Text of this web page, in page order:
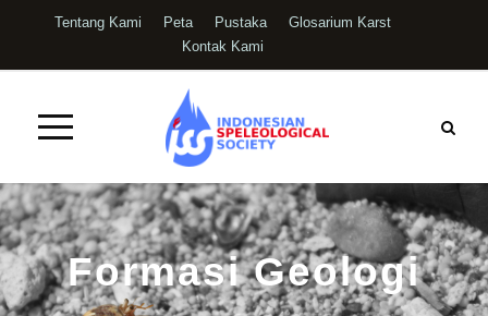
Tentang Kami Peta Pustaka
Glosarium Karst
Kontak Kami
Formasi Geologi